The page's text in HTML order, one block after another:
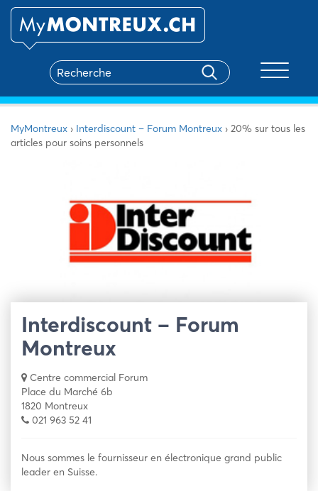
MyMontreux › Interdiscount – Forum Montreux › 20% sur tous les
articles pour soins personnels
Interdiscount – Forum
Montreux
Centre commercial Forum
Place du Marché 6b
1820 Montreux
021 963 52 41
Nous sommes le fournisseur en électronique grand public
leader en Suisse.